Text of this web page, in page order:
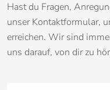
Hast du Fragen,
unser Kontaktformular,
erreichen. Wir sind
uns darauf, von dir zu